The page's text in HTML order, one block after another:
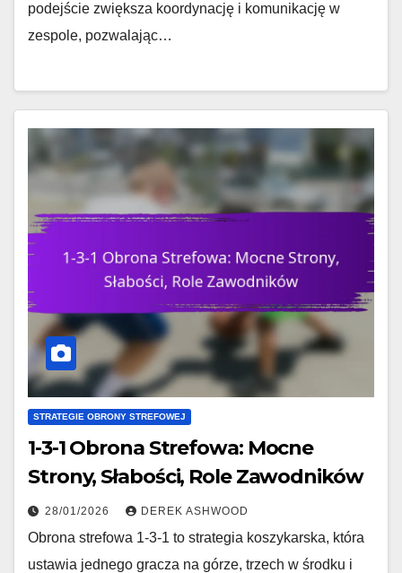
podejście zwiększa koordynację i komunikację w
zespole, pozwalając…
STRATEGIE OBRONY STREFOWEJ
1-3-1 Obrona Strefowa: Mocne
Strony, Słabości, Role Zawodników
28/01/2026 DEREK ASHWOOD
Obrona strefowa 1-3-1 to strategia koszykarska, która
ustawia jednego gracza na górze, trzech w środku i